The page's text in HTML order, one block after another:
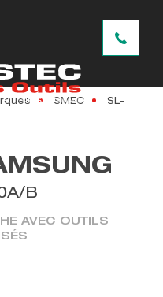
SMEC
SL-
B
AVEC OUTILS